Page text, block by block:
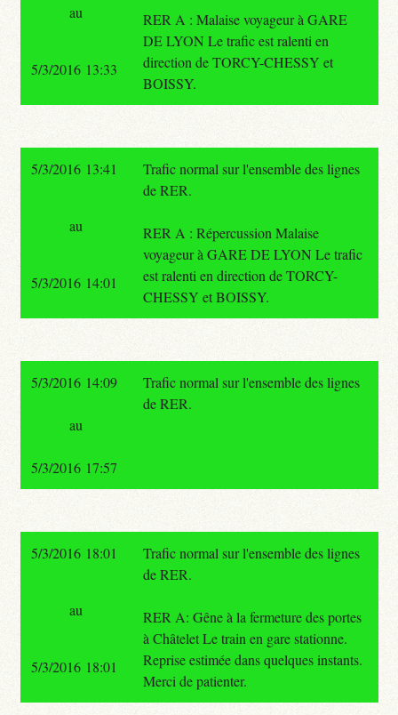
RER A : Malaise voyageur à GARE
DE LYON Le trafic est ralenti en
direction de TORCY-CHESSY et
BOISSY.
au
5/3/2016 13:33
5/3/2016 13:41
Trafic normal sur l'ensemble des lignes
de RER.
RER A : Répercussion Malaise
voyageur à GARE DE LYON Le trafic
est ralenti en direction de TORCY-
CHESSY et BOISSY.
au
5/3/2016 14:01
5/3/2016 14:09
Trafic normal sur l'ensemble des lignes
de RER.
au
5/3/2016 17:57
5/3/2016 18:01
Trafic normal sur l'ensemble des lignes
de RER.
RER A: Gêne à la fermeture des portes
à Châtelet Le train en gare stationne.
Reprise estimée dans quelques instants.
Merci de patienter.
au
5/3/2016 18:01